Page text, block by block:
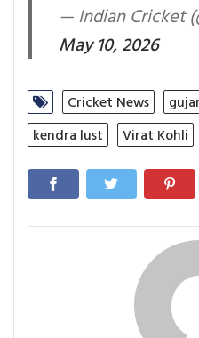
— Indian Cricket
May 10, 2026
Cricket News
kendra lust
Virat Kohli